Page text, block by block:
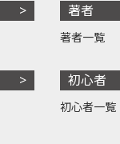
著者
著者一覧
初心者
初心者一覧